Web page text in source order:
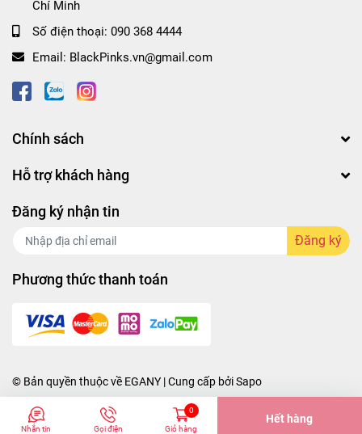
Chí Minh
Số điện thoại: 090 368 4444
Email: BlackPinks.vn@gmail.com
Chính sách
Hỗ trợ khách hàng
Đăng ký nhận tin
Đăng ký
Phương thức thanh toán
© Bản quyền thuộc về EGANY | Cung cấp bởiSapo
Nhắn tin Gọi điện
0
Giỏ hàng
Hết hàng